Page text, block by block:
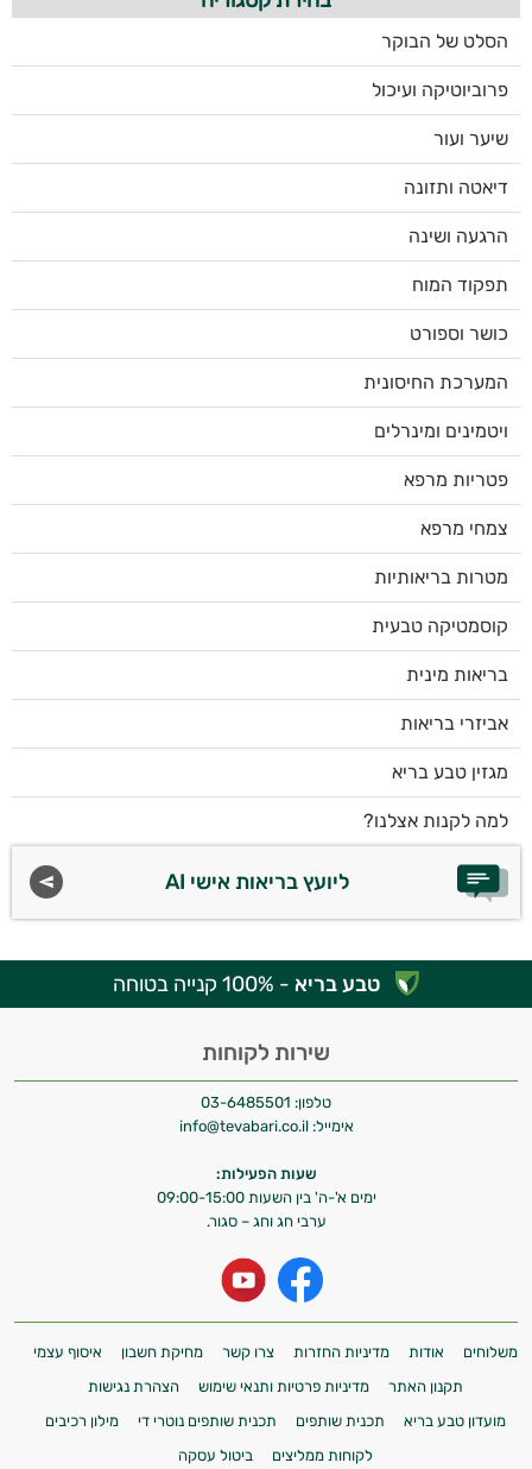
הסלט של הבוקר
פרוביוטיקה ועיכול
שיער ועור
דיאטה ותזונה
הרגעה ושינה
תפקוד המוח
כושר וספורט
המערכת החיסונית
ויטמינים ומינרלים
פטריות מרפא
צמחי מרפא
מטרות בריאותיות
קוסמטיקה טבעית
בריאות מינית
אביזרי בריאות
מגזין טבע בריא
למה לקנות אצלנו?
ליועץ בריאות אישי AI
טבע בריא - 100% קנייה בטוחה
שירות לקוחות
טלפון: 03-6485501
אימייל: info@tevabari.co.il
שעות הפעילות:
ימים א'-ה' בין השעות 09:00-15:00
ערבי חג וחג – סגור.
משלוחים אודות מדיניות החזרות צרו קשר מחיקת חשבון
איסוף עצמי
תקנון האתר
מדיניות פרטיות ותנאי שימוש
הצהרת נגישות
מועדון טבע בריא
תכנית שותפים תכנית שותפים נוטרי די
מילון רכיבים
לקוחות ממליצים
ביטול עסקה